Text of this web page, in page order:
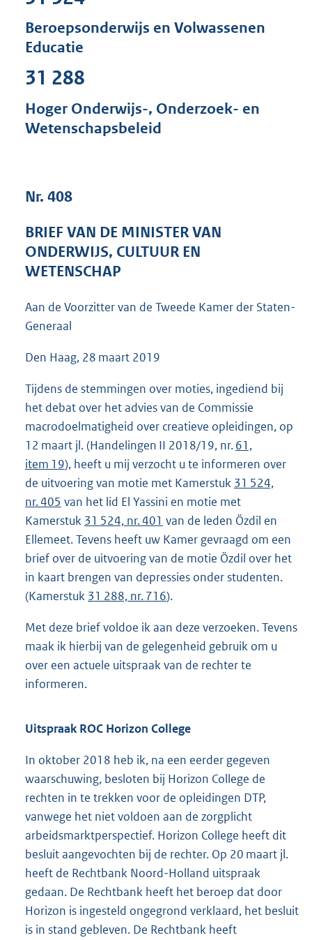
s
t
Beroepsonderwijs en Volwassenen
Educatie
31 288
Hoger Onderwijs-, Onderzoek- en
Wetenschapsbeleid
Nr. 408
BRIEF VAN DE MINISTER VAN
ONDERWIJS, CULTUUR EN
WETENSCHAP
Aan de Voorzitter van de Tweede Kamer der Staten-
Generaal
Den Haag, 28 maart 2019
Tijdens de stemmingen over moties, ingediend bij
het debat over het advies van de Commissie
macrodoelmatigheid over creatieve opleidingen, op
12 maart jl. (Handelingen II 2018/19, nr.61,
item 19), heeft u mij verzocht u te informeren over
de uitvoering van motie met Kamerstuk 31 524,
nr. 405 van het lid El Yassini en motie met
Kamerstuk 31 524, nr. 401 van de leden Özdil en
Ellemeet. Tevens heeft uw Kamer gevraagd om een
brief over de uitvoering van de motie Özdil over het
in kaart brengen van depressies onder studenten.
(Kamerstuk 31 288, nr. 716).
Met deze brief voldoe ik aan deze verzoeken. Tevens
maak ik hierbij van de gelegenheid gebruik om u
over een actuele uitspraak van de rechter te
informeren.
Uitspraak ROC Horizon College
In oktober 2018 heb ik, na een eerder gegeven
waarschuwing, besloten bij Horizon College de
rechten in te trekken voor de opleidingen DTP,
vanwege het niet voldoen aan de zorgplicht
arbeidsmarktperspectief. Horizon College heeft dit
besluit aangevochten bij de rechter. Op 20 maart jl.
heeft de Rechtbank Noord-Holland uitspraak
gedaan. De Rechtbank heeft het beroep dat door
Horizon is ingesteld ongegrond verklaard, het besluit
is in stand gebleven. De Rechtbank heeft